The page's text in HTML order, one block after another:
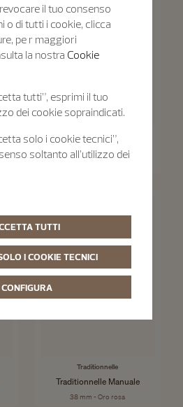
Traditionnelle
Traditionnelle Manuale
Traditionnelle
Traditionnelle Manuale
38 mm - Oro rosa
il tuo consenso
o di tutti i cookie, clicca
pe r maggiori
la nostra Cookie
tutti”, esprimi il tuo
dei cookie sopraindicati.
solo i cookie tecnici”,
soltanto all’utilizzo dei
TUTTI
I COOKIE TECNICI
CONFIGURA